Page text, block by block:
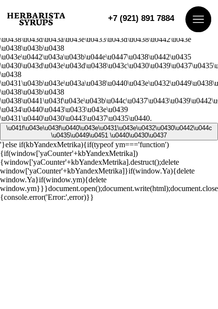
\u0441\u0430\u0439\u0442
\u0437\u0430\u0439\u0434\u0438\u0442\u0435 \u0432
\u0438\u043d\u043a\u043e\u0433\u043d\u0438\u0442\u043e
\u0438\u043b\u0438
\u043e\u0442\u043a\u043b\u044e\u0447\u0438\u0442\u0435
\u0438
\u0438\u043b\u0438
\u0434\u0440\u0443\u0433\u043e\u0439
\u0431\u0440\u0430\u0443\u0437\u0435\u0440.
\u041f\u043e\u043f\u0440\u043e\u0431\u043e\u0432\u0430\u0442\u044c
\u0435\u0449\u0451 \u0440\u0430\u0437
'}else if(kbYandexMetrika){if(typeof ym==='function')
{if(window['yaCounter'+kbYandexMetrika])
{window['yaCounter'+kbYandexMetrika].destruct();delete
window['yaCounter'+kbYandexMetrika]}if(window.Ya){delete
window.Ya}if(window.ym){delete
{console.error('Error:',error)}}
О